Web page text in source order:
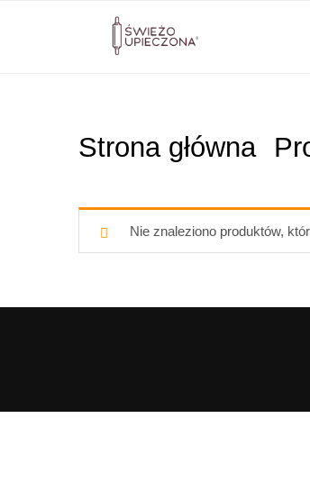
Strona główna
Nie znaleziono produktów,